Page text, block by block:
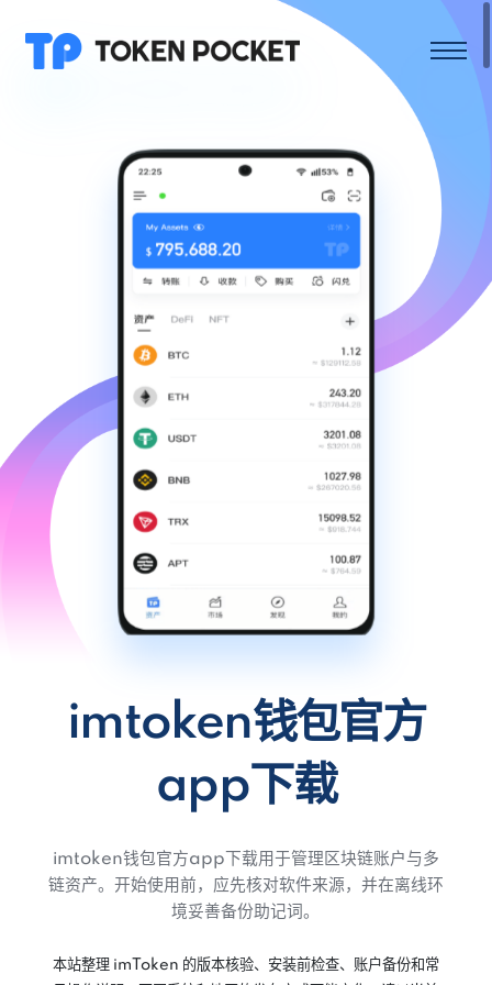
imtoken钱包官方
app下载
imtoken钱包官方app下载用于管理区块链账户与多
链资产。开始使用前，应先核对软件来源，并在离线环
境妥善备份助记词。
本站整理 imToken 的版本核验、安装前检查、账户备份和常